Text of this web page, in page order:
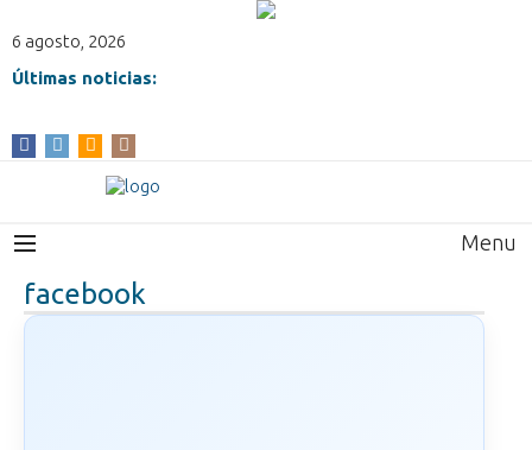
6 agosto, 2026
Últimas noticias:
Menu
facebook